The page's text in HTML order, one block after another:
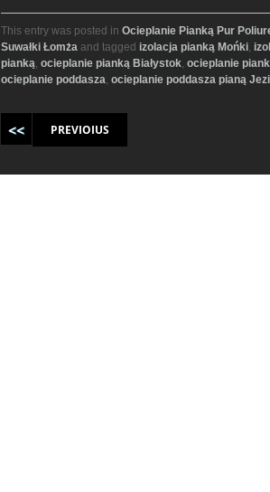
This entry was posted in Ocieplanie Pianką Pur
Suwałki Łomża and tagged izolacja pianką Mońki,
pianką, ocieplanie pianką Białystok, ocieplanie
ocieplanie poddasza, ocieplanie poddasza pianą
PREVIOIUS